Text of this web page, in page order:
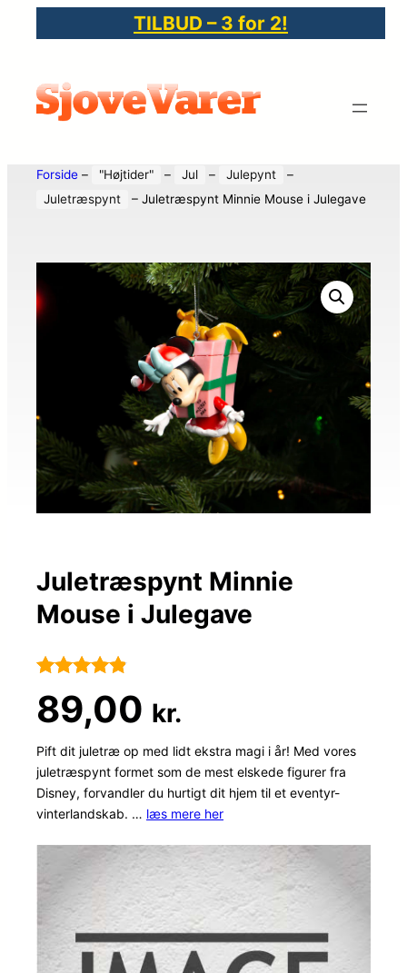
TILBUD – 3 for 2!
Forside – "Højtider" – Jul – Julepynt
–
Juletræspynt
– Juletræspynt Minnie Mouse i Julegave
Juletræspynt Minnie
Mouse i Julegave
som4.8
ud af 5
baseret på
kundebedø
89,00 kr.
Pift dit juletræ op med lidt ekstra magi i år! Med vores
juletræspynt formet som de mest elskede figurer fra
Disney, forvandler du hurtigt dit hjem til et eventyr-
vinterlandskab. … læs mere her